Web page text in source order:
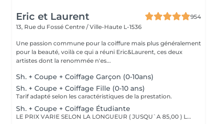
Eric et Laurent
954
13, Rue du Fossé Centre / Ville-Haute L-1536
Une passion commune pour la coiffure mais plus généralement
pour la beauté, voilà ce qui a réuni Eric&Laurent, ces deux
artistes dont la renommée n'es...
Sh. + Coupe + Coiffage Garçon (0-10ans)
Sh. + Coupe + Coiffage Fille (0-10 ans)
Tarif adapté selon les caractéristiques de la prestation.
Sh. + Coupe + Coiffage Étudiante
LE PRIX VARIE SELON LA LONGUEUR ( JUSQU`A 85,00 ) Les remises sont valables uniquement mardi-mercredi-jeudi sur les prestations couleur, toner et balayage (-10%)